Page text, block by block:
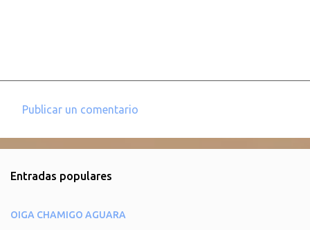
e
t
Publicar un comentario
Entradas populares
OIGA CHAMIGO AGUARA